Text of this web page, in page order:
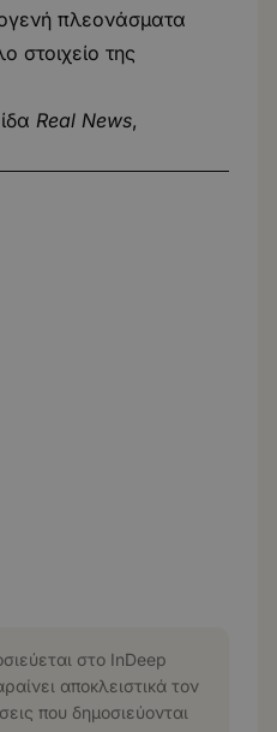
πλεονάσματα
στοιχείο της
Real News,
στο InDeep
αποκλειστικά τον
που δημοσιεύονται